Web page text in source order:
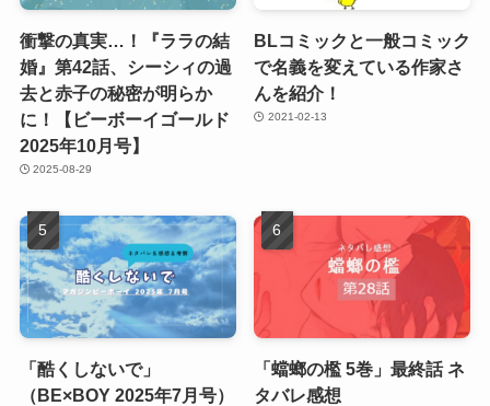
衝撃の真実…！『ララの結
婚』第42話、シーシィの過
去と赤子の秘密が明らか
に！【ビーボーイゴールド
2025年10月号】
2025-08-29
BLコミックと一般コミック
で名義を変えている作家さ
んを紹介！
2021-02-13
「酷くしないで」
（BE×BOY 2025年7月号）
「蟷螂の檻 5巻」最終話 ネ
タバレ感想